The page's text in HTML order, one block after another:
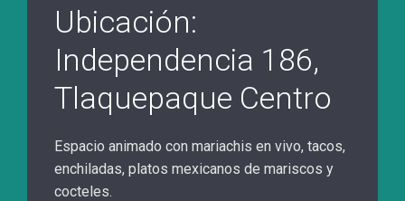
Ubicación:
Independencia 186,
Tlaquepaque Centro
Espacio animado con mariachis en vivo, tacos,
enchiladas, platos mexicanos de mariscos y
cocteles.